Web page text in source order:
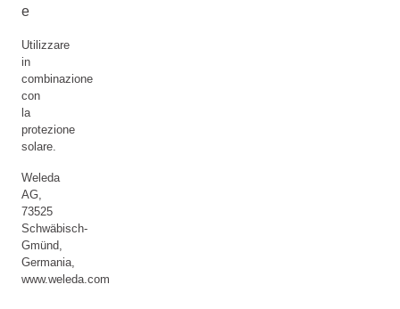
e
Utilizzare
in
combinazione
con
la
protezione
solare.
Weleda
AG,
73525
Schwäbisch-
Gmünd,
Germania,
www.weleda.com